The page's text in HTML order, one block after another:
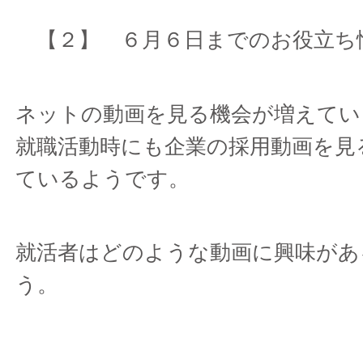
【２】 ６月６日までのお役立
ネットの動画を見る機会が増えて
就職活動時にも企業の採用動画を
ているようです。
就活者はどのような動画に興味が
う。